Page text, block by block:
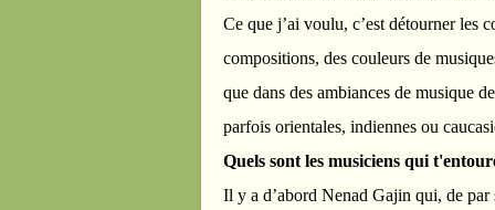
Ce que j’ai voulu, c’est détourner les
compositions, des couleurs de
que dans des ambiances de musique
parfois orientales, indiennes ou
Quels sont les musiciens qui
Il y a d’abord Nenad Gajin qui, de par